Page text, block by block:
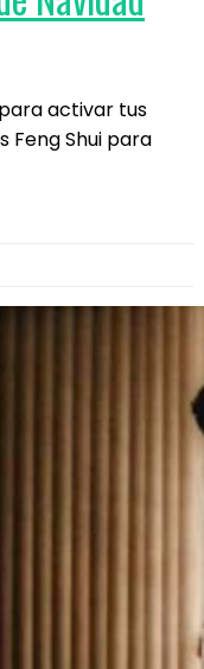
activar tus
Feng Shui para